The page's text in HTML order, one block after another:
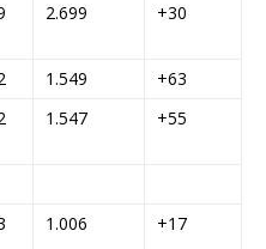
2.699 +30
1.549
+63
1.547 +55
1.006 +17